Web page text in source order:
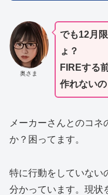
奥さま
でも12月
ょ？
FIREする
作れないの
メーカーさんとのコ
か？困ってます。
特に行動をしていない
分かっています。現状